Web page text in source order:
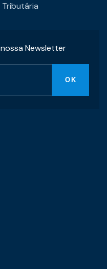
Tributária
Newsletter